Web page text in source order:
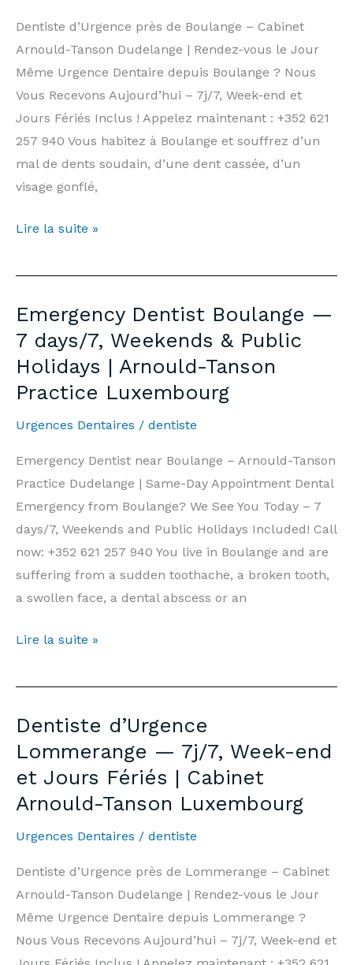
|
Arnould-
Tanson
Practice
Luxembourg
Dentiste d’Urgence près de Boulange – Cabinet
Arnould-Tanson Dudelange | Rendez-vous le Jour
Même Urgence Dentaire depuis Boulange ? Nous
Vous Recevons Aujourd’hui – 7j/7, Week-end et
Jours Fériés Inclus ! Appelez maintenant : +352 621
257 940 Vous habitez à Boulange et souffrez d’un
mal de dents soudain, d’une dent cassée, d’un
visage gonflé,
Dentiste
Boulange
7j/7,
Week-
end
et
Fériés
|
Cabinet
Arnould-
Tanson
Luxembourg
Lire la suite »
Emergency Dentist Boulange —
7 days/7, Weekends & Public
Holidays | Arnould-Tanson
Practice Luxembourg
Urgences Dentaires / dentiste
Emergency Dentist near Boulange – Arnould-Tanson
Practice Dudelange | Same-Day Appointment Dental
Emergency from Boulange? We See You Today – 7
days/7, Weekends and Public Holidays Included! Call
now: +352 621 257 940 You live in Boulange and are
suffering from a sudden toothache, a broken tooth,
a swollen face, a dental abscess or an
Emergency
Boulange
7
days/7,
Weekends
&
Holidays
|
Arnould-
Tanson
Practice
Luxembourg
Lire la suite »
Dentiste d’Urgence
Lommerange — 7j/7, Week-end
et Jours Fériés | Cabinet
Arnould-Tanson Luxembourg
Urgences Dentaires / dentiste
Dentiste d’Urgence près de Lommerange – Cabinet
Arnould-Tanson Dudelange | Rendez-vous le Jour
Même Urgence Dentaire depuis Lommerange ?
Nous Vous Recevons Aujourd’hui – 7j/7, Week-end et